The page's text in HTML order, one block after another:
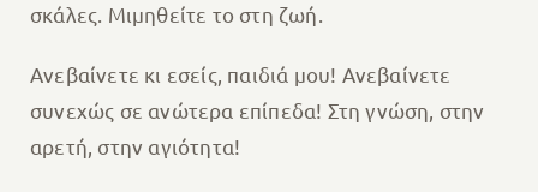
σκάλες. Μιμηθείτε το στη ζωή.
Ανεβαίνετε κι εσείς, παιδιά μου! Ανεβαίνετε
συνεχώς σε ανώτερα επίπεδα! Στη γνώση, στην
αρετή, στην αγιότητα!